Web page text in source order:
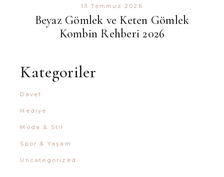
Beyaz Gömlek ve Keten Gömlek
Kombin Rehberi 2026
13 Temmuz 2026
Kategoriler
Davet
Hediye
Moda & Stil
Spor & Yaşam
Uncategorized